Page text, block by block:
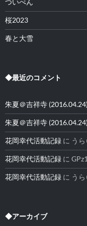
ついぺん
桜2023
春と大雪
◆最近のコメント
朱夏＠吉祥寺
朱夏＠吉祥寺
花岡幸代活動記録 に う
花岡幸代活動記録 に
花岡幸代活動記録 に う
◆アーカイブ